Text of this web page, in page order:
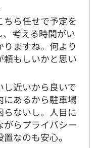
ら任せで予定を
考える時間がい
ますね。何より
もしいかと思い
近いから良いで
にあるから駐車場
ないし。人目に
らプライバシー
なのも安心。